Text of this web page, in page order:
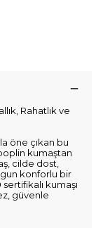
Rahatlık ve
öne çıkan bu
kumaştan
cilde dost,
konforlu bir
kumaşı
güvenle